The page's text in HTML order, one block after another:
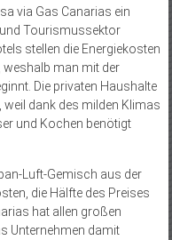
via Gas Canarias ein
Tourismussektor
stellen die Energiekosten
weshalb man mit der
Die privaten Haushalte
dank des milden Klimas
und Kochen benötigt
Luft-Gemisch aus der
die Hälfte des Preises
hat allen großen
Unternehmen damit